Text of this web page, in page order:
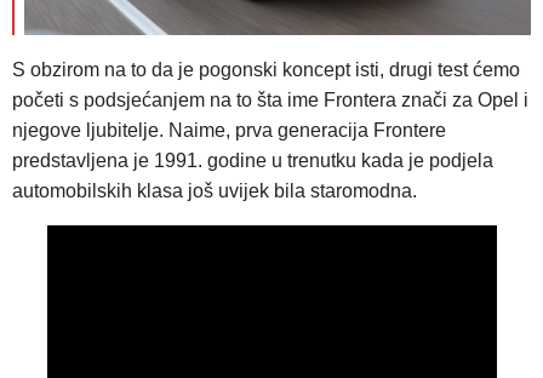
S obzirom na to da je pogonski koncept isti, drugi test ćemo
početi s podsjećanjem na to šta ime Frontera znači za Opel i
njegove ljubitelje. Naime, prva generacija Frontere
predstavljena je 1991. godine u trenutku kada je podjela
automobilskih klasa još uvijek bila staromodna.